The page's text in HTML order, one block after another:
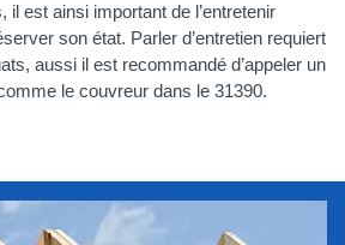
il est ainsi important de l’entretenir
son état. Parler d’entretien requiert
aussi il est recommandé d’appeler un
le couvreur dans le 31390.